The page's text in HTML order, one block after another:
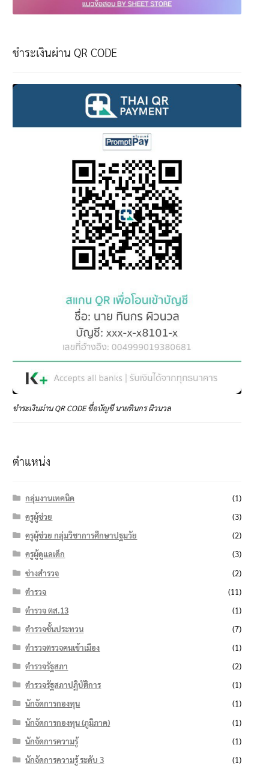
ชำระเงินผ่าน QR CODE
ชำระเงินผ่าน QR CODE ชื่อบัญชี นายทินกร ผิวนวล
ตำแหน่ง
กลุ่มงานเทคนิค
(1)
ครูผู้ช่วย
(3)
ครูผู้ช่วย กลุ่มวิชาการศึกษาปฐมวัย
(2)
ครูผู้ดูแลเด็ก
(3)
ช่างสำรวจ
(2)
ตำรวจ
(11)
ตำรวจ ตส.13
(1)
ตำรวจชั้นประทวน
(7)
ตำรวจตรวจคนเข้าเมือง
(1)
ตำรวจรัฐสภา
(2)
ตำรวจรัฐสภาปฏิบัติการ
(1)
นักจัดการกองทุน
(1)
นักจัดการกองทุน (ภูมิภาค)
(1)
นักจัดการความรู้
(1)
นักจัดการความรู้ ระดับ 3
(1)